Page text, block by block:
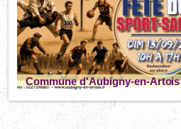
Commune d'Aubigny-en-Artois